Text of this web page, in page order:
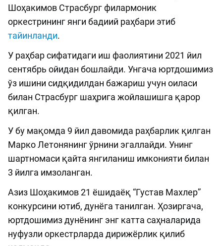
Шоҳакимов Страсбург филармоник
оркестрининг янги бадиий раҳбари этиб
тайинланди.
У раҳбар сифатидаги иш фаолиятини 2021 йил
сентябрь ойидан бошлайди. Унгача юртдошимиз
ўз ишини сидқидилдан бажариш учун оиласи
билан Страсбург шаҳрига жойлашишга қарор
қилган.
У бу мақомда 9 йил давомида раҳбарлик қилган
Марко Летонянинг ўрнини эгаллайди. Унинг
шартномаси қайта янгиланиш имконияти билан
3 йилга имзоланган.
Азиз Шоҳакимов 21 ёшидаёқ “Густав Махлер”
конкурсини ютиб, дунёга танилган. Ҳозиргача,
юртдошимиз дунёнинг энг катта саҳналарида
нуфузли оркестрларда дирижёрлик қилиб